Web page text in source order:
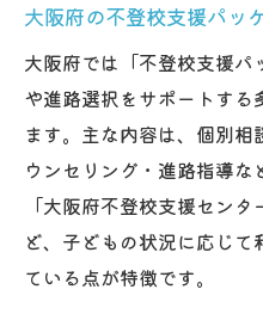
大阪府の不登校支援パッ
大阪府では「不登校支援
や進路選択をサポートす
ます。主な内容は、個別
ウンセリング・進路指導
「大阪府不登校支援セン
ど、子どもの状況に応じ
ている点が特徴です。